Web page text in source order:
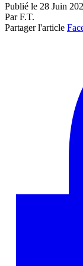
Publié le 28 Juin
Par F.T.
Partager l'article